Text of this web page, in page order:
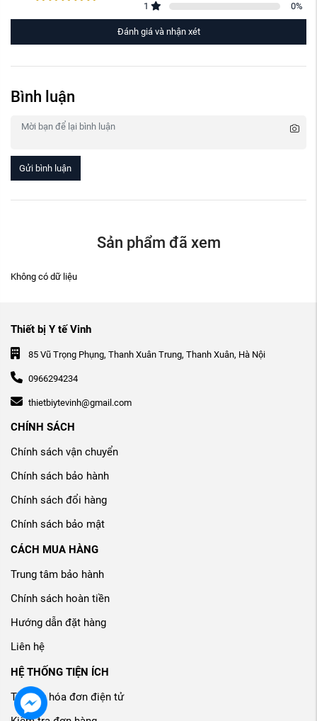
1
0%
Đánh giá và nhận xét
Bình luận
Gửi bình luận
Sản phẩm đã xem
Không có dữ liệu
Thiết bị Y tế Vinh
85 Vũ Trọng Phụng, Thanh Xuân Trung, Thanh Xuân, Hà Nội
0966294234
thietbiytevinh@gmail.com
CHÍNH SÁCH
Chính sách vận chuyển
Chính sách bảo hành
Chính sách đổi hàng
Chính sách bảo mật
CÁCH MUA HÀNG
Trung tâm bảo hành
Chính sách hoàn tiền
Hướng dẫn đặt hàng
Liên hệ
HỆ THỐNG TIỆN ÍCH
Tra cứu hóa đơn điện tử